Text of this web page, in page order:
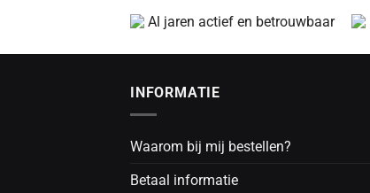
Al jaren actief en betrouwbaar
INFORMATIE
Waarom bij mij bestellen?
Betaal informatie